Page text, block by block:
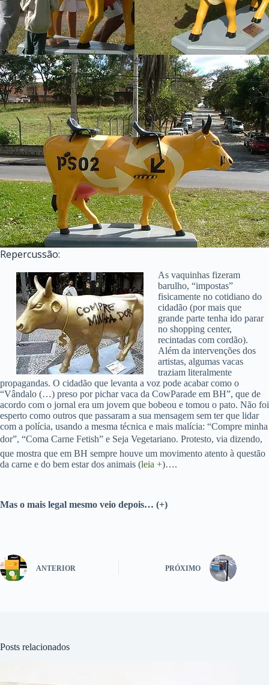
Repercussão:
As vaquinhas fizeram
barulho, “impostas”
fisicamente no cotidiano do
cidadão (por mais que
grande parte tenha ido parar
no shopping center,
recintadas com cordão).
Além da intervenções dos
artistas, algumas vacas
traziam literalmente
propagandas. O cidadão que levanta a voz pode acabar como o
“Vândalo (…) preso por pichar vaca da CowParade em BH”, que de
acordo com o jornal era um jovem que bobeou e tomou o pato. Não foi
esperto como outros que passaram a sua mensagem sem ter que lidar
com a polícia, usando a mesma técnica e mais malícia: “Compre minha
dor”, “Coma Carne Fetish” e Seja Vegetariano. Protesto, via dizendo,
que mostra que em BH sempre houve um movimento atento à questão
da carne e do bem estar dos animais (leia +)….
Mas o mais legal mesmo veio depois… (+)
ANTERIOR PRÓXIMO
Posts relacionados